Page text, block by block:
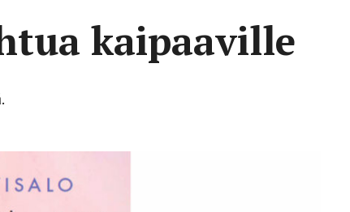
kaipaaville